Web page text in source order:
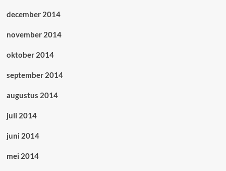
december 2014
november 2014
oktober 2014
september 2014
augustus 2014
juli 2014
juni 2014
mei 2014